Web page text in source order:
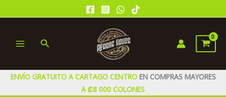
al
MENU
Buscar
ENVÍO GRATUITO A CARTAGO CENTRO EN COMPRAS MAYORES
A ₡8 000 COLONES